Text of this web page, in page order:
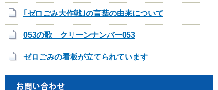
｢ゼロごみ大作戦｣の言葉の由来について
053の歌 クリーンナンバー053
ゼロごみの看板が立てられています